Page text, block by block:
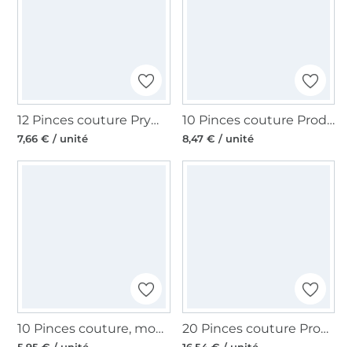
12 Pinces couture Prym Love, 2,6cm, multicolore
7,66 € / unité
10 Pinces couture Prodige Clover, multicolore
8,47 € / unité
10 Pinces couture, moyenne 2,6cm, rouge 20 Pinces couture Prodige Clover, mini, rouge et bleu